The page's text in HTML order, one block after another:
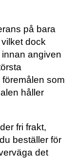
på bara
dock
angiven
som
håller
fri frakt,
beställer för
det